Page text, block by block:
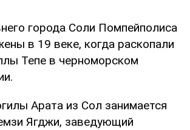
города Соли Помпейполиса
в 19 веке, когда раскопали
Тепе в черноморском
Арата из Сол занимается
Ягджи, заведующий